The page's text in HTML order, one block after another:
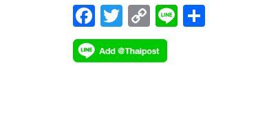
F
ac
e
T
wi
tt
C
o
p
Li